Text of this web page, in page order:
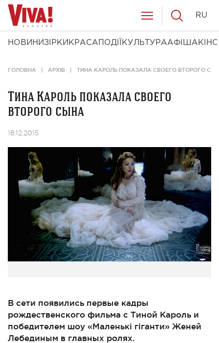
НОВИНИ ЗІРКИ КРАСА ПОДІЇ КУЛЬТУРААФІША КІНО
RU
ГОЛОВНА АРХІВ ТИНА КАРОЛЬ ПОКАЗАЛА СВОЕГО ВТОРОГО
Тина Кароль показала своего
второго сына
18.12.2015
В сети появились первые кадры
рождественского фильма с Тиной Кароль и
победителем шоу «Маленькі гіганти» Женей
Лебединым в главных ролях.